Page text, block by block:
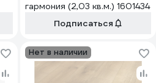
гармония (2,03 кв.м.) 1601434
Подписаться
Нет в наличии